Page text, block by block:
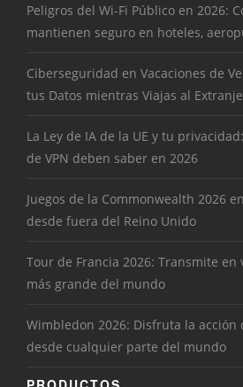
Peligros del Wi-Fi Público en 2026:
mantienen seguro en hoteles,
Ciberseguridad en Vacaciones de
tus Datos mientras Viajas al
La Ley de IA de la UE y tu
de VPN deben saber en 2026
Juegos de la Commonwealth 2026
desde fuera del Reino Unido
Tour de Francia 2026: Transmite
más grande del mundo
Wimbledon 2026: Disfruta la acción
desde cualquier parte del mundo